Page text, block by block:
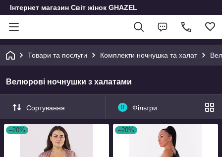
Інтернет магазин Світ жінок GHAZEL
Товари та послуги Комплекти ночнушка та халат
Велюрові ночнушки з халатами
Сортування 0 Фільтри
–20% –20%